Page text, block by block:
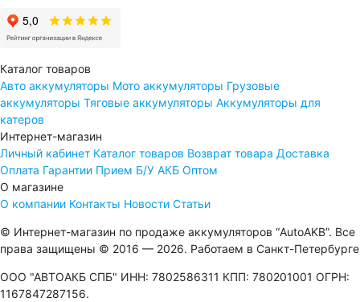
Каталог товаров
Авто аккумуляторы Мото аккумуляторы Грузовые
аккумуляторы Тяговые аккумуляторы Аккумуляторы для
катеров
Интернет-магазин
Личный кабинет Каталог товаров Возврат товара Доставка
Оплата Гарантии Прием Б/У АКБ Оптом
О магазине
О компании Контакты Новости Статьи
© Интернет-магазин по продаже аккумуляторов “AutoAKB”. Все
права защищены © 2016 — 2026. Работаем в Санкт-Петербурге
ООО "АВТОАКБ СПБ" ИНН: 7802586311 КПП: 780201001 ОГРН:
1167847287156.